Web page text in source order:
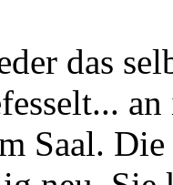
das
Saal.